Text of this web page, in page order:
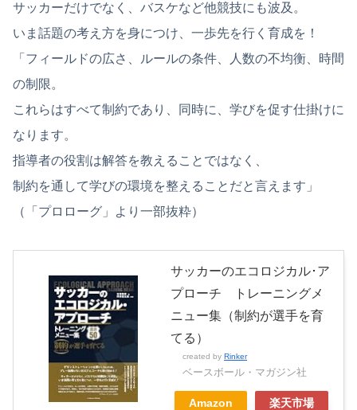
サッカーだけでなく、バスケなど他競技にも波及。
いま話題の考え方を身につけ、一歩先を行く育成を！
「フィールドの広さ、ルールの条件、人数の不均衡、時間
の制限。
これらはすべて制約であり、同時に、学びを促す仕掛けに
なります。
指導者の役割は解答を教えることではなく、
制約を通して学びの環境を整えることだと言えます」
（「プロローグ」より一部抜粋）
サッカーのエコロジカル･ア
プローチ トレーニングメ
ニュー集（制約が選手を育
てる）
created by Rinker
ベースボール・マガジン社
Amazon 楽天市場